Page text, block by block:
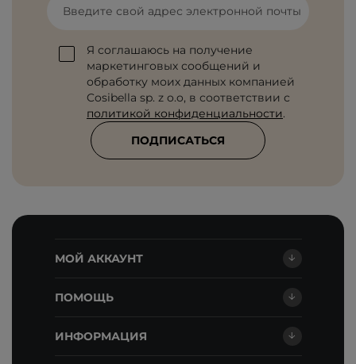
Введите свой адрес электронной почты
Я соглашаюсь на получение
маркетинговых сообщений и
обработку моих данных компанией
Cosibella sp. z o.o, в соответствии с
политикой конфиденциальности.
ПОДПИСАТЬСЯ
МОЙ АККАУНТ
ПОМОЩЬ
ИНФОРМАЦИЯ